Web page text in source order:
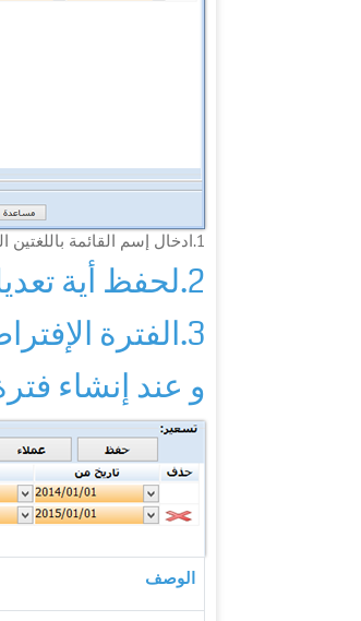
1.ادخال إسم القائمة باللغتين العربية و الإنجليزية.
2.لحفظ أية تعديل يتم بالشاشة الحالية.
3.الفترة الإفتراضية بالقائمة يتم انشائها بواسطة البرنامج.
و عند إنشاء
الوصف